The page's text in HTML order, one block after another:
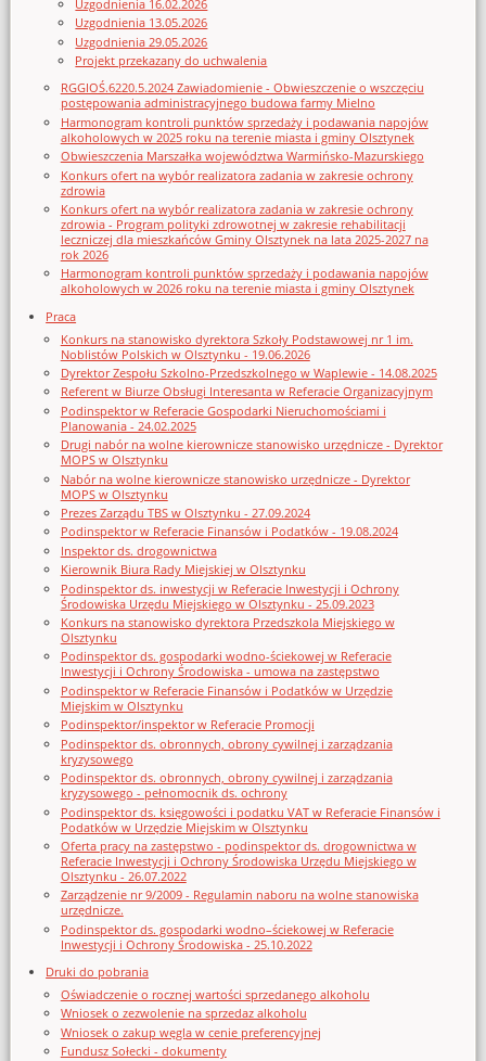
Uzgodnienia 16.02.2026
Uzgodnienia 13.05.2026
Uzgodnienia 29.05.2026
Projekt przekazany do uchwalenia
RGGIOŚ.6220.5.2024 Zawiadomienie - Obwieszczenie o wszczęciu
postępowania administracyjnego budowa farmy Mielno
Harmonogram kontroli punktów sprzedaży i podawania napojów
alkoholowych w 2025 roku na terenie miasta i gminy Olsztynek
Obwieszczenia Marszałka województwa Warmińsko-Mazurskiego
Konkurs ofert na wybór realizatora zadania w zakresie ochrony
zdrowia
Konkurs ofert na wybór realizatora zadania w zakresie ochrony
zdrowia - Program polityki zdrowotnej w zakresie rehabilitacji
leczniczej dla mieszkańców Gminy Olsztynek na lata 2025-2027 na
rok 2026
Harmonogram kontroli punktów sprzedaży i podawania napojów
alkoholowych w 2026 roku na terenie miasta i gminy Olsztynek
Praca
Konkurs na stanowisko dyrektora Szkoły Podstawowej nr 1 im.
Noblistów Polskich w Olsztynku - 19.06.2026
Dyrektor Zespołu Szkolno-Przedszkolnego w Waplewie - 14.08.2025
Referent w Biurze Obsługi Interesanta w Referacie Organizacyjnym
Podinspektor w Referacie Gospodarki Nieruchomościami i
Planowania - 24.02.2025
Drugi nabór na wolne kierownicze stanowisko urzędnicze - Dyrektor
MOPS w Olsztynku
Nabór na wolne kierownicze stanowisko urzędnicze - Dyrektor
MOPS w Olsztynku
Prezes Zarządu TBS w Olsztynku - 27.09.2024
Podinspektor w Referacie Finansów i Podatków - 19.08.2024
Inspektor ds. drogownictwa
Kierownik Biura Rady Miejskiej w Olsztynku
Podinspektor ds. inwestycji w Referacie Inwestycji i Ochrony
Środowiska Urzędu Miejskiego w Olsztynku - 25.09.2023
Konkurs na stanowisko dyrektora Przedszkola Miejskiego w
Olsztynku
Podinspektor ds. gospodarki wodno-ściekowej w Referacie
Inwestycji i Ochrony Środowiska - umowa na zastępstwo
Podinspektor w Referacie Finansów i Podatków w Urzędzie
Miejskim w Olsztynku
Podinspektor/inspektor w Referacie Promocji
Podinspektor ds. obronnych, obrony cywilnej i zarządzania
kryzysowego
Podinspektor ds. obronnych, obrony cywilnej i zarządzania
kryzysowego - pełnomocnik ds. ochrony
Podinspektor ds. księgowości i podatku VAT w Referacie Finansów i
Podatków w Urzędzie Miejskim w Olsztynku
Oferta pracy na zastępstwo - podinspektor ds. drogownictwa w
Referacie Inwestycji i Ochrony Środowiska Urzędu Miejskiego w
Olsztynku - 26.07.2022
Zarządzenie nr 9/2009 - Regulamin naboru na wolne stanowiska
urzędnicze.
Podinspektor ds. gospodarki wodno–ściekowej w Referacie
Inwestycji i Ochrony Środowiska - 25.10.2022
Druki do pobrania
Oświadczenie o rocznej wartości sprzedanego alkoholu
Wniosek o zezwolenie na sprzedaz alkoholu
Wniosek o zakup węgla w cenie preferencyjnej
Fundusz Sołecki - dokumenty